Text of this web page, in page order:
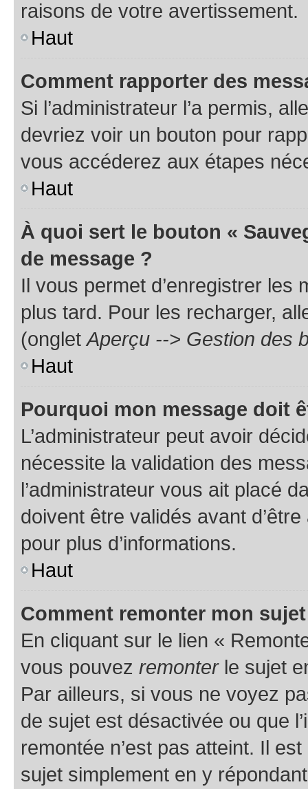
raisons de votre avertissement.
Haut
Comment rapporter des
Si l’administrateur l’a permis,
devriez voir un bouton pour
vous accéderez aux étapes
Haut
À quoi sert le bouton «
de message ?
Il vous permet d’enregistrer
plus tard. Pour les recharger,
(ongletAperçu --> Gestion des
Haut
Pourquoi mon message doit
L’administrateur peut avoir
nécessite la validation des
l’administrateur vous ait placé
doivent être validés avant
pour plus d’informations.
Haut
Comment remonter mon
En cliquant sur le lien «
vous pouvez remonterle sujet
Par ailleurs, si vous ne voyez
de sujet est désactivée ou que
remontée n’est pas atteint. Il
sujet simplement en y